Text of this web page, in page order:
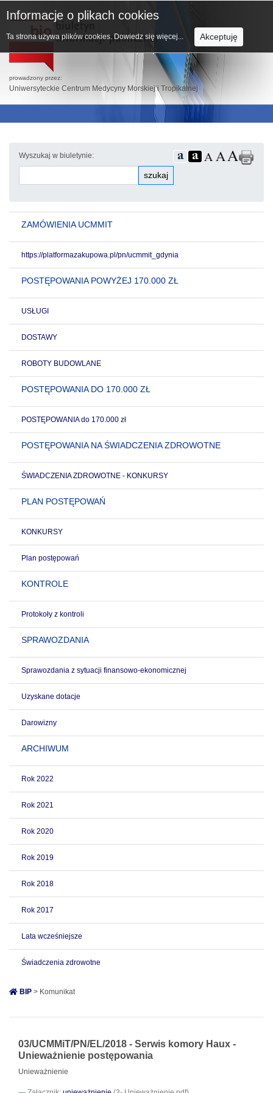
prowadzony przez:
Uniwersyteckie Centrum Medycyny Morskiej i Tropikalnej
Wyszukaj w biuletynie:
szukaj
ZAMÓWIENIA UCMMIT
https://platformazakupowa.pl/pn/ucmmit_gdynia
POSTĘPOWANIA POWYŻEJ 170.000 ZŁ
USŁUGI
DOSTAWY
ROBOTY BUDOWLANE
POSTĘPOWANIA DO 170.000 ZŁ
POSTĘPOWANIA do 170.000 zł
POSTĘPOWANIA NA ŚWIADCZENIA ZDROWOTNE
ŚWIADCZENIA ZDROWOTNE - KONKURSY
PLAN POSTĘPOWAŃ
KONKURSY
Plan postępowań
KONTROLE
Protokoły z kontroli
SPRAWOZDANIA
Sprawozdania z sytuacji finansowo-ekonomicznej
Uzyskane dotacje
Darowizny
ARCHIWUM
Rok 2022
Rok 2021
Rok 2020
Rok 2019
Rok 2018
Rok 2017
Lata wcześniejsze
Świadczenia zdrowotne
BIP > Komunikat
03/UCMMiT/PN/EL/2018 - Serwis komory Haux -
Unieważnienie postępowania
Unieważnienie
Informacje o plikach cookies
Ta strona używa plików cookies. Dowiedz się więcej... Akceptuję